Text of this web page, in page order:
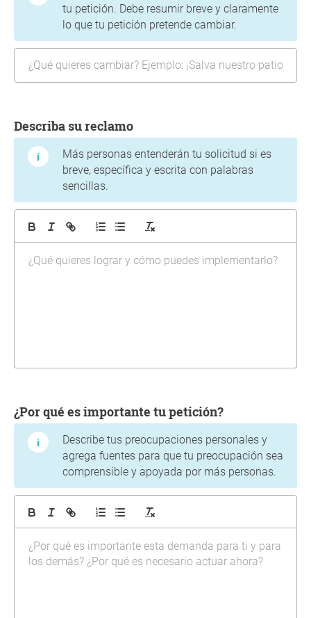
tu petición. Debe resumir breve y claramente
lo que tu petición pretende cambiar.
Describa su reclamo
Más personas entenderán tu solicitud si es
breve, específica y escrita con palabras
sencillas.
¿Por qué es importante tu petición?
Describe tus preocupaciones personales y
agrega fuentes para que tu preocupación sea
comprensible y apoyada por más personas.